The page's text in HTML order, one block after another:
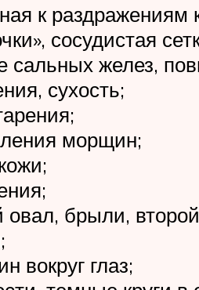
к раздражениям
сосудистая
сальных желез,
сухость;
морщин;
овал, брыли,
вокруг глаз;